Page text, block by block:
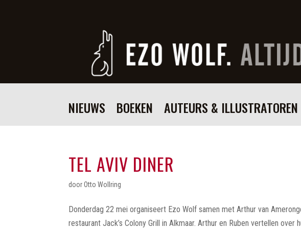
NIEUWS BOEKEN AUTEURS & ILLUSTRATOREN
TEL AVIV DINER
doorOtto Wollring
Donderdag 22 mei organiseert Ezo Wolf samen met Arthur van
restaurant Jack’s Colony Grill in Alkmaar. Arthur en Ruben vertellen